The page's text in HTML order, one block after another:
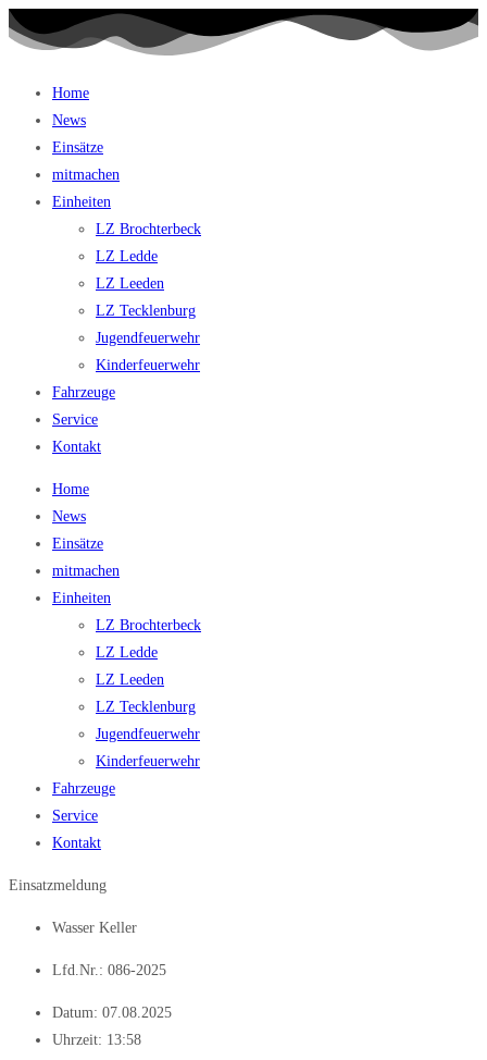
Home
News
Einsätze
mitmachen
Einheiten
LZ Brochterbeck
LZ Ledde
LZ Leeden
LZ Tecklenburg
Jugendfeuerwehr
Kinderfeuerwehr
Fahrzeuge
Service
Kontakt
Home
News
Einsätze
mitmachen
Einheiten
LZ Brochterbeck
LZ Ledde
LZ Leeden
LZ Tecklenburg
Jugendfeuerwehr
Kinderfeuerwehr
Fahrzeuge
Service
Kontakt
Einsatzmeldung
Wasser Keller
Lfd.Nr.: 086-2025
Datum: 07.08.2025
Uhrzeit: 13:58